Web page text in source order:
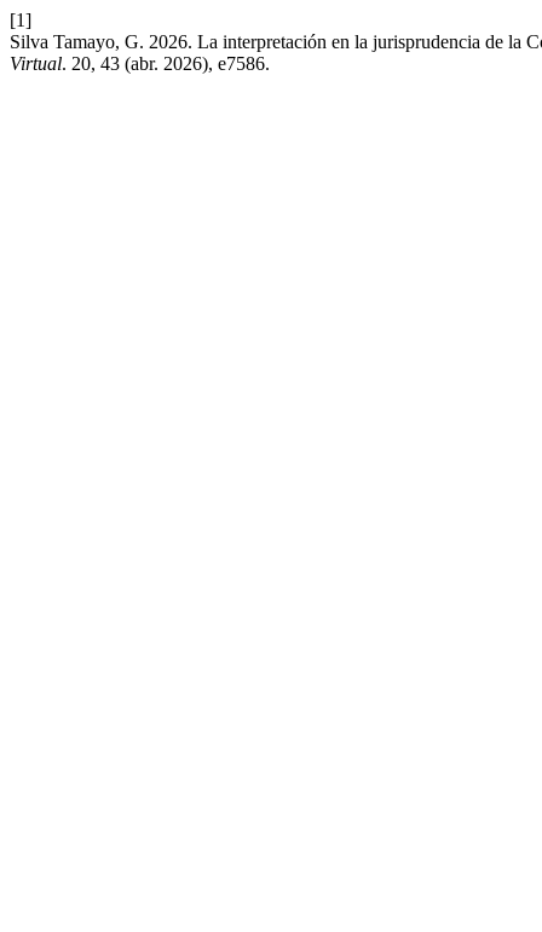
[1]
Silva Tamayo, G. 2026. La interpretación en la jurisprudencia de la
Virtual. 20, 43 (abr. 2026), e7586.